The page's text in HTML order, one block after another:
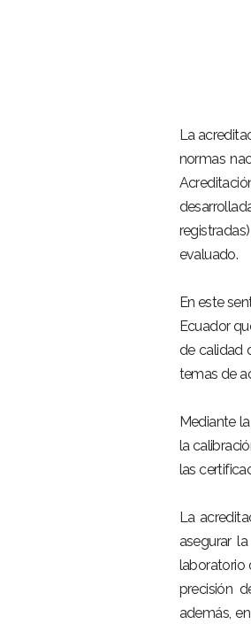
La
normas
evaluado.
En este
Ecuador
de calidad
temas de
Mediante
la
las
La
asegurar
laboratorio
precisión
además,